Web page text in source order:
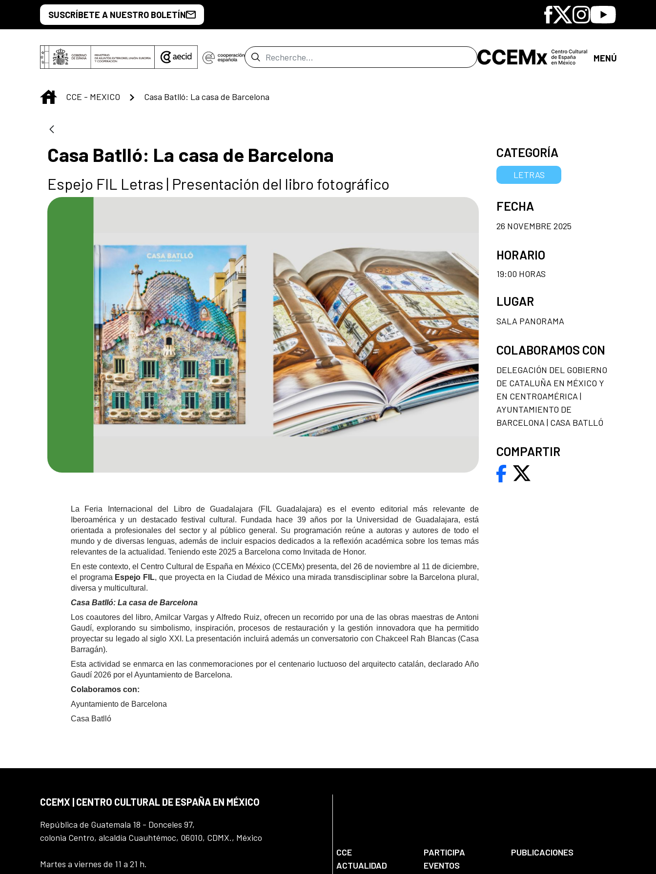
Saut au contenu principal
SUSCRÍBETE A NUESTRO BOLETÍN Facebook
X Instagram
Youtube
Barre de recherche MENÚ
INICIO
CCE - MEXICO Casa Batlló: La casa de Barcelona
Casa Batlló: La casa de Barcelona
Espejo FIL Letras | Presentación del libro fotográfico
La Feria Internacional del Libro de Guadalajara (FIL Guadalajara) es el evento editorial más relevante de
Iberoamérica y un destacado festival cultural. Fundada hace 39 años por la Universidad de Guadalajara, está
orientada a profesionales del sector y al público general. Su programación reúne a autoras y autores de todo el
mundo y de diversas lenguas, además de incluir espacios dedicados a la reflexión académica sobre los temas más
relevantes de la actualidad. Teniendo este 2025 a Barcelona como Invitada de Honor.
En este contexto, el Centro Cultural de España en México (CCEMx) presenta, del 26 de noviembre al 11 de diciembre,
el programa Espejo FIL, que proyecta en la Ciudad de México una mirada transdisciplinar sobre la Barcelona plural,
diversa y multicultural.
Casa Batlló: La casa de Barcelona
Los coautores del libro, Amilcar Vargas y Alfredo Ruiz, ofrecen un recorrido por una de las obras maestras de Antoni
Gaudí, explorando su simbolismo, inspiración, procesos de restauración y la gestión innovadora que ha permitido
proyectar su legado al siglo XXI. La presentación incluirá además un conversatorio con Chakceel Rah Blancas (Casa
Barragán).
Esta actividad se enmarca en las conmemoraciones por el centenario luctuoso del arquitecto catalán, declarado Año
Gaudí 2026 por el Ayuntamiento de Barcelona.
Colaboramos con:
Ayuntamiento de Barcelona
Casa Batlló
CATEGORÍA
LETRAS
FECHA
26 NOVEMBRE 2025
HORARIO
19:00 HORAS
LUGAR
SALA PANORAMA
COLABORAMOS CON
DELEGACIÓN DEL GOBIERNO
DE CATALUÑA EN MÉXICO Y
EN CENTROAMÉRICA |
AYUNTAMIENTO DE
BARCELONA | CASA BATLLÓ
COMPARTIR
CCEMX | CENTRO CULTURAL DE ESPAÑA EN MÉXICO
República de Guatemala 18 - Donceles 97,
colonia Centro, alcaldía Cuauhtémoc, 06010, CDMX., México
Martes a viernes de 11 a 21 h.
CCE PARTICIPA
PUBLICACIONES
ACTUALIDAD
EVENTOS